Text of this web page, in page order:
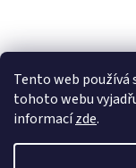
Tento web používá
tohoto webu
informacízde.